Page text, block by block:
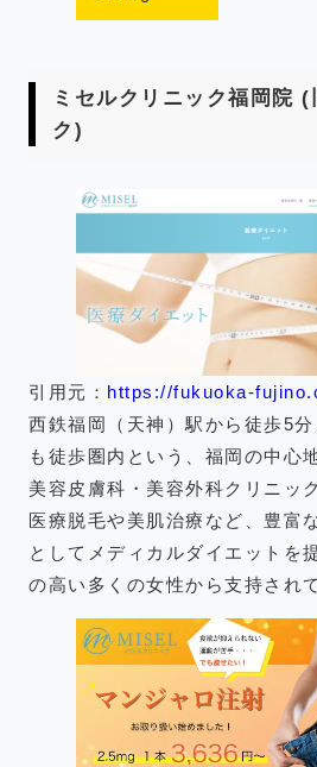
ミセルクリニック福岡院 (
ク)
引用元： https://fukuoka-
西鉄福岡（天神）駅から徒歩5
も徒歩圏内という、福岡の中心
美容皮膚科・美容外科クリニッ
医療脱毛や美肌治療など、豊富
としてメディカルダイエットを
の高い多くの女性から支持され